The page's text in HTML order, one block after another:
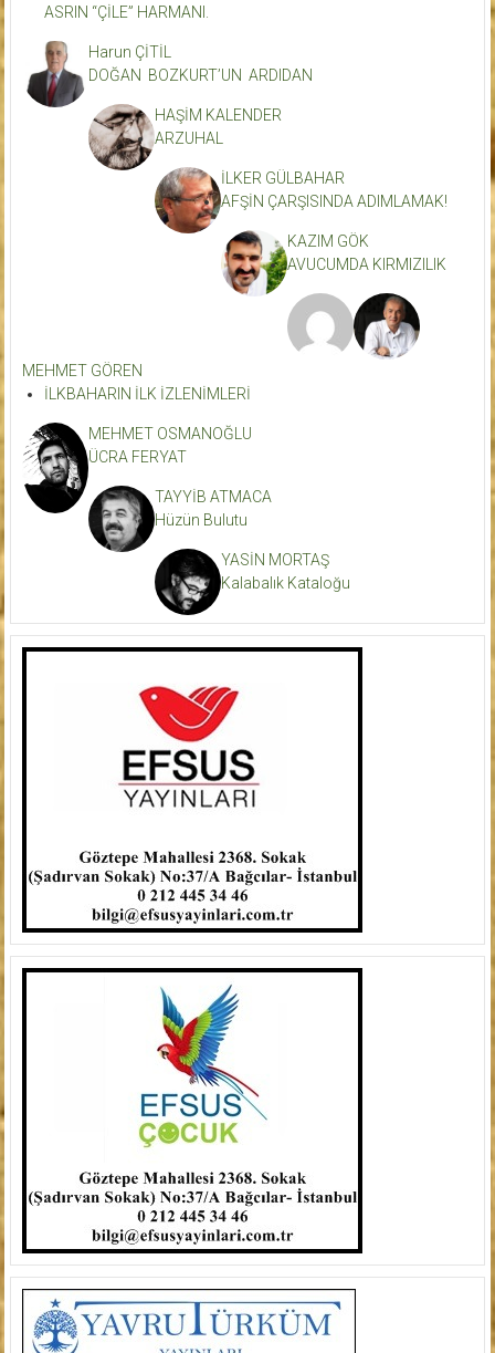
ASRIN “ÇİLE” HARMANI.
Harun ÇİTİL
DOĞAN BOZKURT’UN ARDIDAN
HAŞİM KALENDER
ARZUHAL
İLKER GÜLBAHAR
AFŞİN ÇARŞISINDA ADIMLAMAK!
KAZIM GÖK
AVUCUMDA KIRMIZILIK
MEHMET GÖREN
İLKBAHARIN İLK İZLENİMLERİ
MEHMET OSMANOĞLU
ÜCRA FERYAT
TAYYİB ATMACA
Hüzün Bulutu
YASİN MORTAŞ
Kalabalık Kataloğu